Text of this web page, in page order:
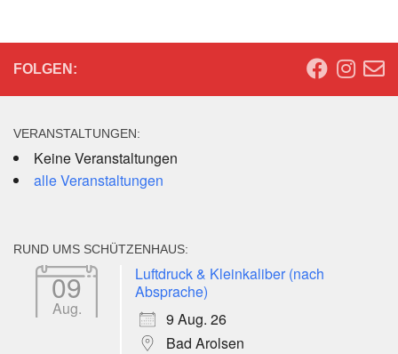
FOLGEN:
VERANSTALTUNGEN:
Keine Veranstaltungen
alle Veranstaltungen
RUND UMS SCHÜTZENHAUS:
09
Aug.
Luftdruck & Kleinkaliber (nach
Absprache)
9 Aug. 26
Bad Arolsen